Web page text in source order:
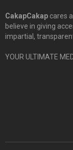
CakapCakap cares
believe in giving
impartial,
YOUR ULTIMATE